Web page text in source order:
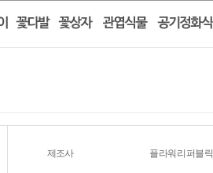
제조사 플라워리퍼블릭